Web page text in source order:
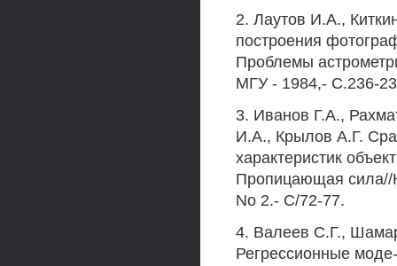
2. Лаутов И.А.,
построения
Проблемы
МГУ - 1984,- С.236-
3. Иванов Г.А.,
И.А., Крылов А.Г.
характеристик
Пропицающая сила//
No 2.- С/72-77.
4. Валеев С.Г.,
Регрессионные моде-